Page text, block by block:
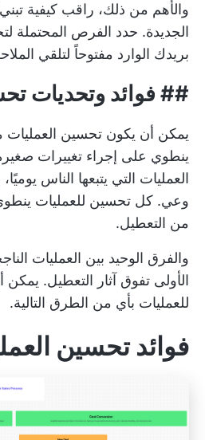
والأهم من ذلك، راقب كيفية
الجديدة. حدد الفرص المحتملة
بريدك الوارد مفتوحاً لتلقي
## فوائد وتحديات
يمكن أن يكون تحسين
ينطوي على إجراء تغييرات
العمليات التي يتبعها الناس
وعي. كل تحسين للعمليات
من التعطيل.
والفرق الوحيد بين العمليات
الأولى تفوق آثار التعطيل.
للعمليات بأي من الطرق التالية.
فوائد تحسين